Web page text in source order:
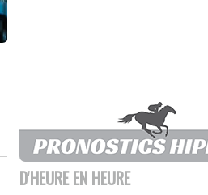
D'HEURE EN HEURE